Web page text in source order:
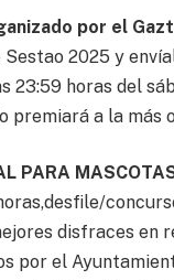
por el
2025 y
23:59 horas del
premiará a la más
PARA
disfraces en
por el